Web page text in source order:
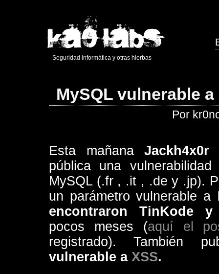
Seguridad informática y otras hierbas
MySQL vulnerable
Por
Esta mañana
pública una
MySQL (.fr , .it , .de y .jp).
un parámetro vulnerable a
encontraron TinKode y
pocos meses (aquí el
registrado). También
vulnerable a XSS.